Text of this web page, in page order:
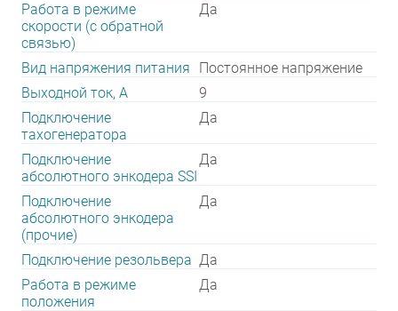
Работа в режиме
скорости (с обратной
связью)
Да
Вид напряжения питания
Постоянное напряжение
Выходной ток, А
9
Подключение
тахогенератора
Да
Подключение
абсолютного энкодера SSI
Да
Подключение
абсолютного энкодера
(прочие)
Да
Подключение резольвера Да
Работа в режиме
положения
Да